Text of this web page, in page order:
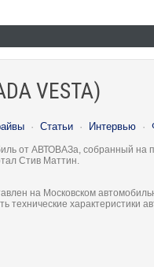
VESTA)
· Статьи · Интервью ·
от АВТОВАЗа, собранный на
Стив Маттин.
на Московском
технические